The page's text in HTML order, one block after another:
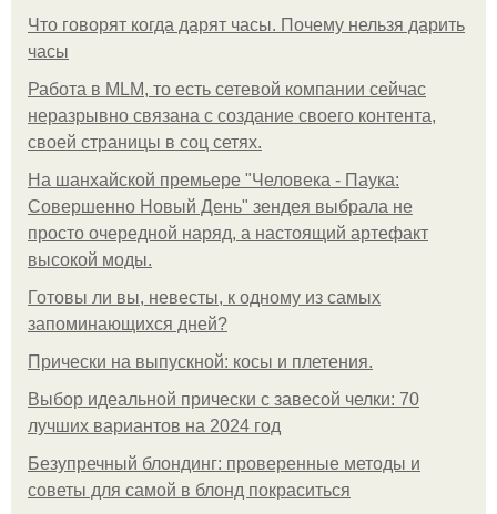
Что говорят когда дарят часы. Почему нельзя дарить
часы
Работа в MLM, то есть сетевой компании сейчас
неразрывно связана с создание своего контента,
своей страницы в соц сетях.
На шанхайской премьере "Человека - Паука:
Совершенно Новый День" зендея выбрала не
просто очередной наряд, а настоящий артефакт
высокой моды.
Готовы ли вы, невесты, к одному из самых
запоминающихся дней?
Прически на выпускной: косы и плетения.
Выбор идеальной прически с завесой челки: 70
лучших вариантов на 2024 год
Безупречный блондинг: проверенные методы и
советы для самой в блонд покраситься